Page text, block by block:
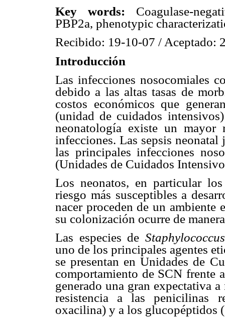
Key words:
Coagulase-
PBP2a, phenotypic
Recibido: 19-10-07 / Aceptado:
Introducción
Las infecciones nosocomiales
debido a las altas tasas de
costos económicos que
(unidad de cuidados
neonatología existe un
infecciones. Las sepsis
las principales infecciones
(Unidades de Cuidados
Los neonatos, en particular
riesgo más susceptibles a
nacer proceden de un
su colonización ocurre de
Las especies de
uno de los principales agentes
se presentan en Unidades de
comportamiento de SCN frente
generado una gran expectativa
resistencia a las penicilinas
oxacilina) y a los glucopéptidos